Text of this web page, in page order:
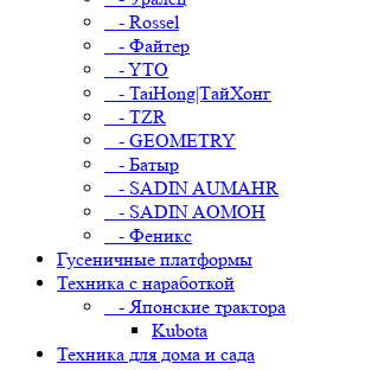
- Rossel
- Файтер
- YTO
- TaiHong|ТайХонг
- TZR
- GEOMETRY
- Батыр
- SADIN AUMAHR
- SADIN AOMOH
- Феникс
Гусеничные платформы
Техника с наработкой
- Японские трактора
Kubota
Техника для дома и сада